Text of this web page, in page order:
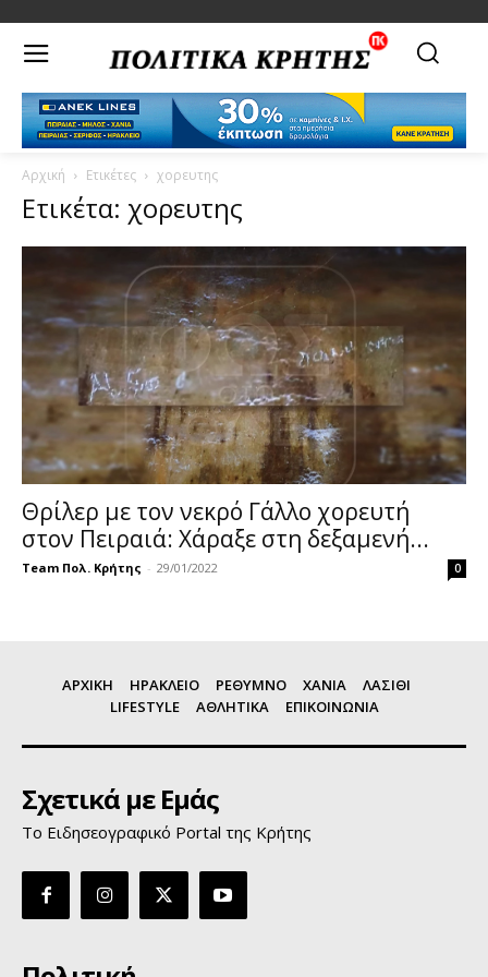
Αρχική Ετικέτες χορευτης
Ετικέτα: χορευτης
Θρίλερ με τον νεκρό Γάλλο χορευτή
στον Πειραιά: Χάραξε στη δεξαμενή...
Team Πολ. Κρήτης - 29/01/2022 0
ΑΡΧΙΚΗ ΗΡΑΚΛΕΙΟ ΡΕΘΥΜΝΟ ΧΑΝΙΑ
ΛΑΣΙΘΙ
LIFESTYLE
ΑΘΛΗΤΙΚΑ ΕΠΙΚΟΙΝΩΝΙΑ
Σχετικά με Εμάς
Το Ειδησεογραφικό Portal της Κρήτης